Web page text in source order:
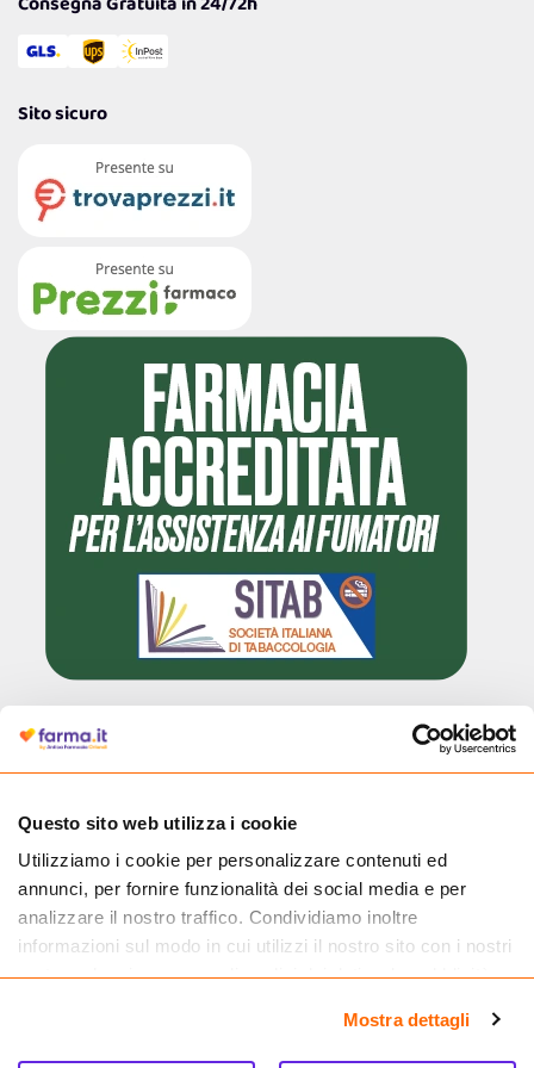
Questo sito web utilizza i cookie
Utilizziamo i cookie per personalizzare contenuti ed
annunci, per fornire funzionalità dei social media e per
analizzare il nostro traffico. Condividiamo inoltre
informazioni sul modo in cui utilizzi il nostro sito con i nostri
partner che si occupano di analisi dei dati web, pubblicità e
informazioni che hai fornito loro o che hanno raccolto dal
tuo utilizzo dei loro servizi.
Mostra dettagli
Sito sicuro
autorizzata dal Ministero della Salute a effettuare la vendita online di